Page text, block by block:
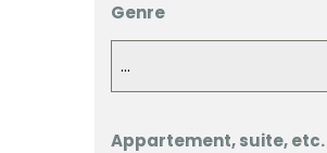
Genre
...
Appartement, suite, etc.